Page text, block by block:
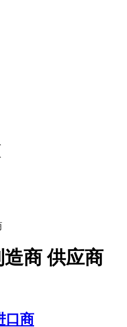
商 供应商
口商